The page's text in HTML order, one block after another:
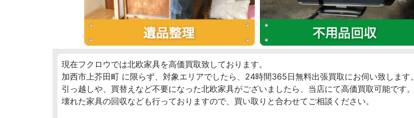
現在フクロウでは北欧家具を高価買取致しております。
加西市上芥田町 に限らず、対象エリアでしたら、24時間365日無料出張買取にお伺い致します。
引っ越しや、買替えなど不要になった北欧家具がございましたら、当店にて高価買取可能です。
壊れた家具の回収なども行っておりますので、買い取りと合わせてご相談ください。